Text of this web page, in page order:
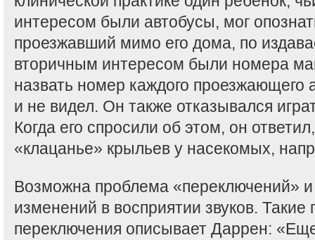
интересом были автобусы, мог
проезжавший мимо его дома, по
вторичным интересом были номера
назвать номер каждого проезжающего
и не видел. Он также отказывался
Когда его спросили об этом, он
«клацанье» крыльев у насекомых,
Возможна проблема «переключений»
изменений в восприятии звуков.
переключения описывает Даррен: